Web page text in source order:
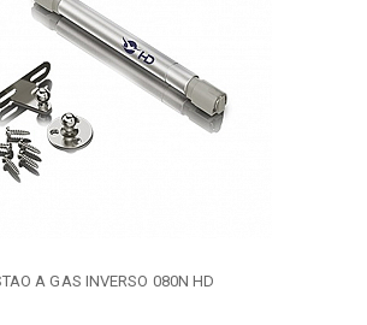
A GAS INVERSO 080N HD